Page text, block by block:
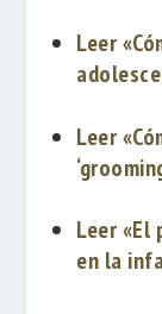
Leer
Leer
Leer «El
en la